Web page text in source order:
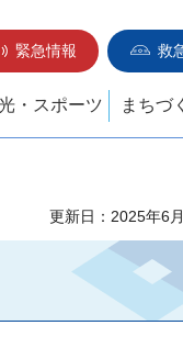
緊急情報
救
・スポーツ まちづ
更新日：2025年6